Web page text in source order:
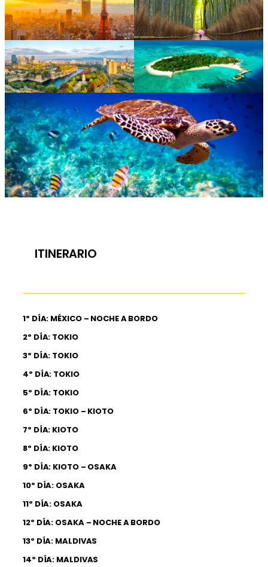
ITINERARIO
1º DÍA: MÉXICO – NOCHE A BORDO
2º DÍA: TOKIO
3º DÍA: TOKIO
4º DÍA: TOKIO
5º DÍA: TOKIO
6º DÍA: TOKIO – KIOTO
7º DÍA: KIOTO
8º DÍA: KIOTO
9º DÍA: KIOTO – OSAKA
10º DÍA: OSAKA
11º DÍA: OSAKA
12º DÍA: OSAKA – NOCHE A BORDO
13º DÍA: MALDIVAS
14º DÍA: MALDIVAS